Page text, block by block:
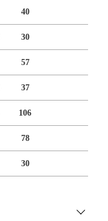
40
30
57
37
106
78
30